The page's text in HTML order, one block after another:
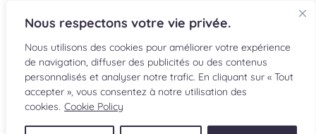
Nous respectons votre vie privée.
Nous utilisons des cookies pour améliorer votre expérience
de navigation, diffuser des publicités ou des contenus
personnalisés et analyser notre trafic. En cliquant sur « Tout
accepter », vous consentez à notre utilisation des
cookies. Cookie Policy